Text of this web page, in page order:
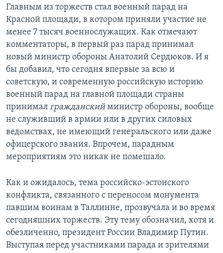
Главным из торжеств стал военный парад на
Красной площади, в котором приняли участие не
менее 7 тысяч военнослужащих. Как отмечают
комментаторы, в первый раз парад принимал
новый министр обороны Анатолий Сердюков. И я
бы добавил, что сегодня впервые за всю и
советскую, и современную российскую историю
военный парад на главной площади страны
принимал гражданскийминистр обороны, вообще
не служивший в армии или в других силовых
ведомствах, не имеющий генеральского или даже
офицерского звания. Впрочем, парадным
мероприятиям это никак не помешало.
Как и ожидалось, тема российско-эстонского
конфликта, связанного с переносом монумента
павшим воинам в Таллинне, прозвучала и во время
сегодняшних торжеств. Эту тему обозначил, хотя и
обезличенно, президент России Владимир Путин.
Выступая перед участниками парада и зрителями